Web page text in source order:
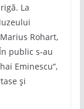
La
Rohart,
public s-au
Eminescu“,
și